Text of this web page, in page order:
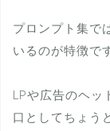
プロンプト集で
いるのが特徴で
LPや広告のヘッ
口としてちょう